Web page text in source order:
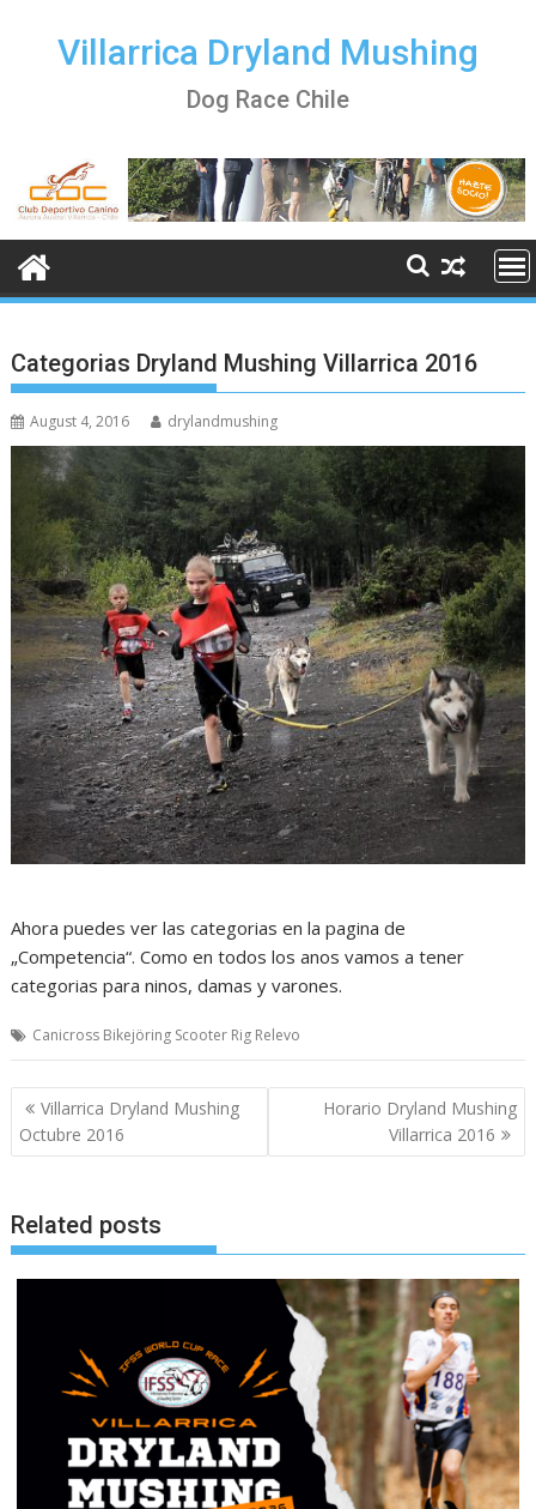
Villarrica Dryland Mushing
Dog Race Chile
Categorias Dryland Mushing Villarrica 2016
August 4, 2016 drylandmushing
Ahora puedes ver las categorias en la pagina de
„Competencia“. Como en todos los anos vamos a tener
categorias para ninos, damas y varones.
Canicross Bikejöring Scooter Rig Relevo
Beitragsnavigation
Villarrica Dryland Mushing
Octubre 2016
Horario Dryland Mushing
Villarrica 2016
Related posts